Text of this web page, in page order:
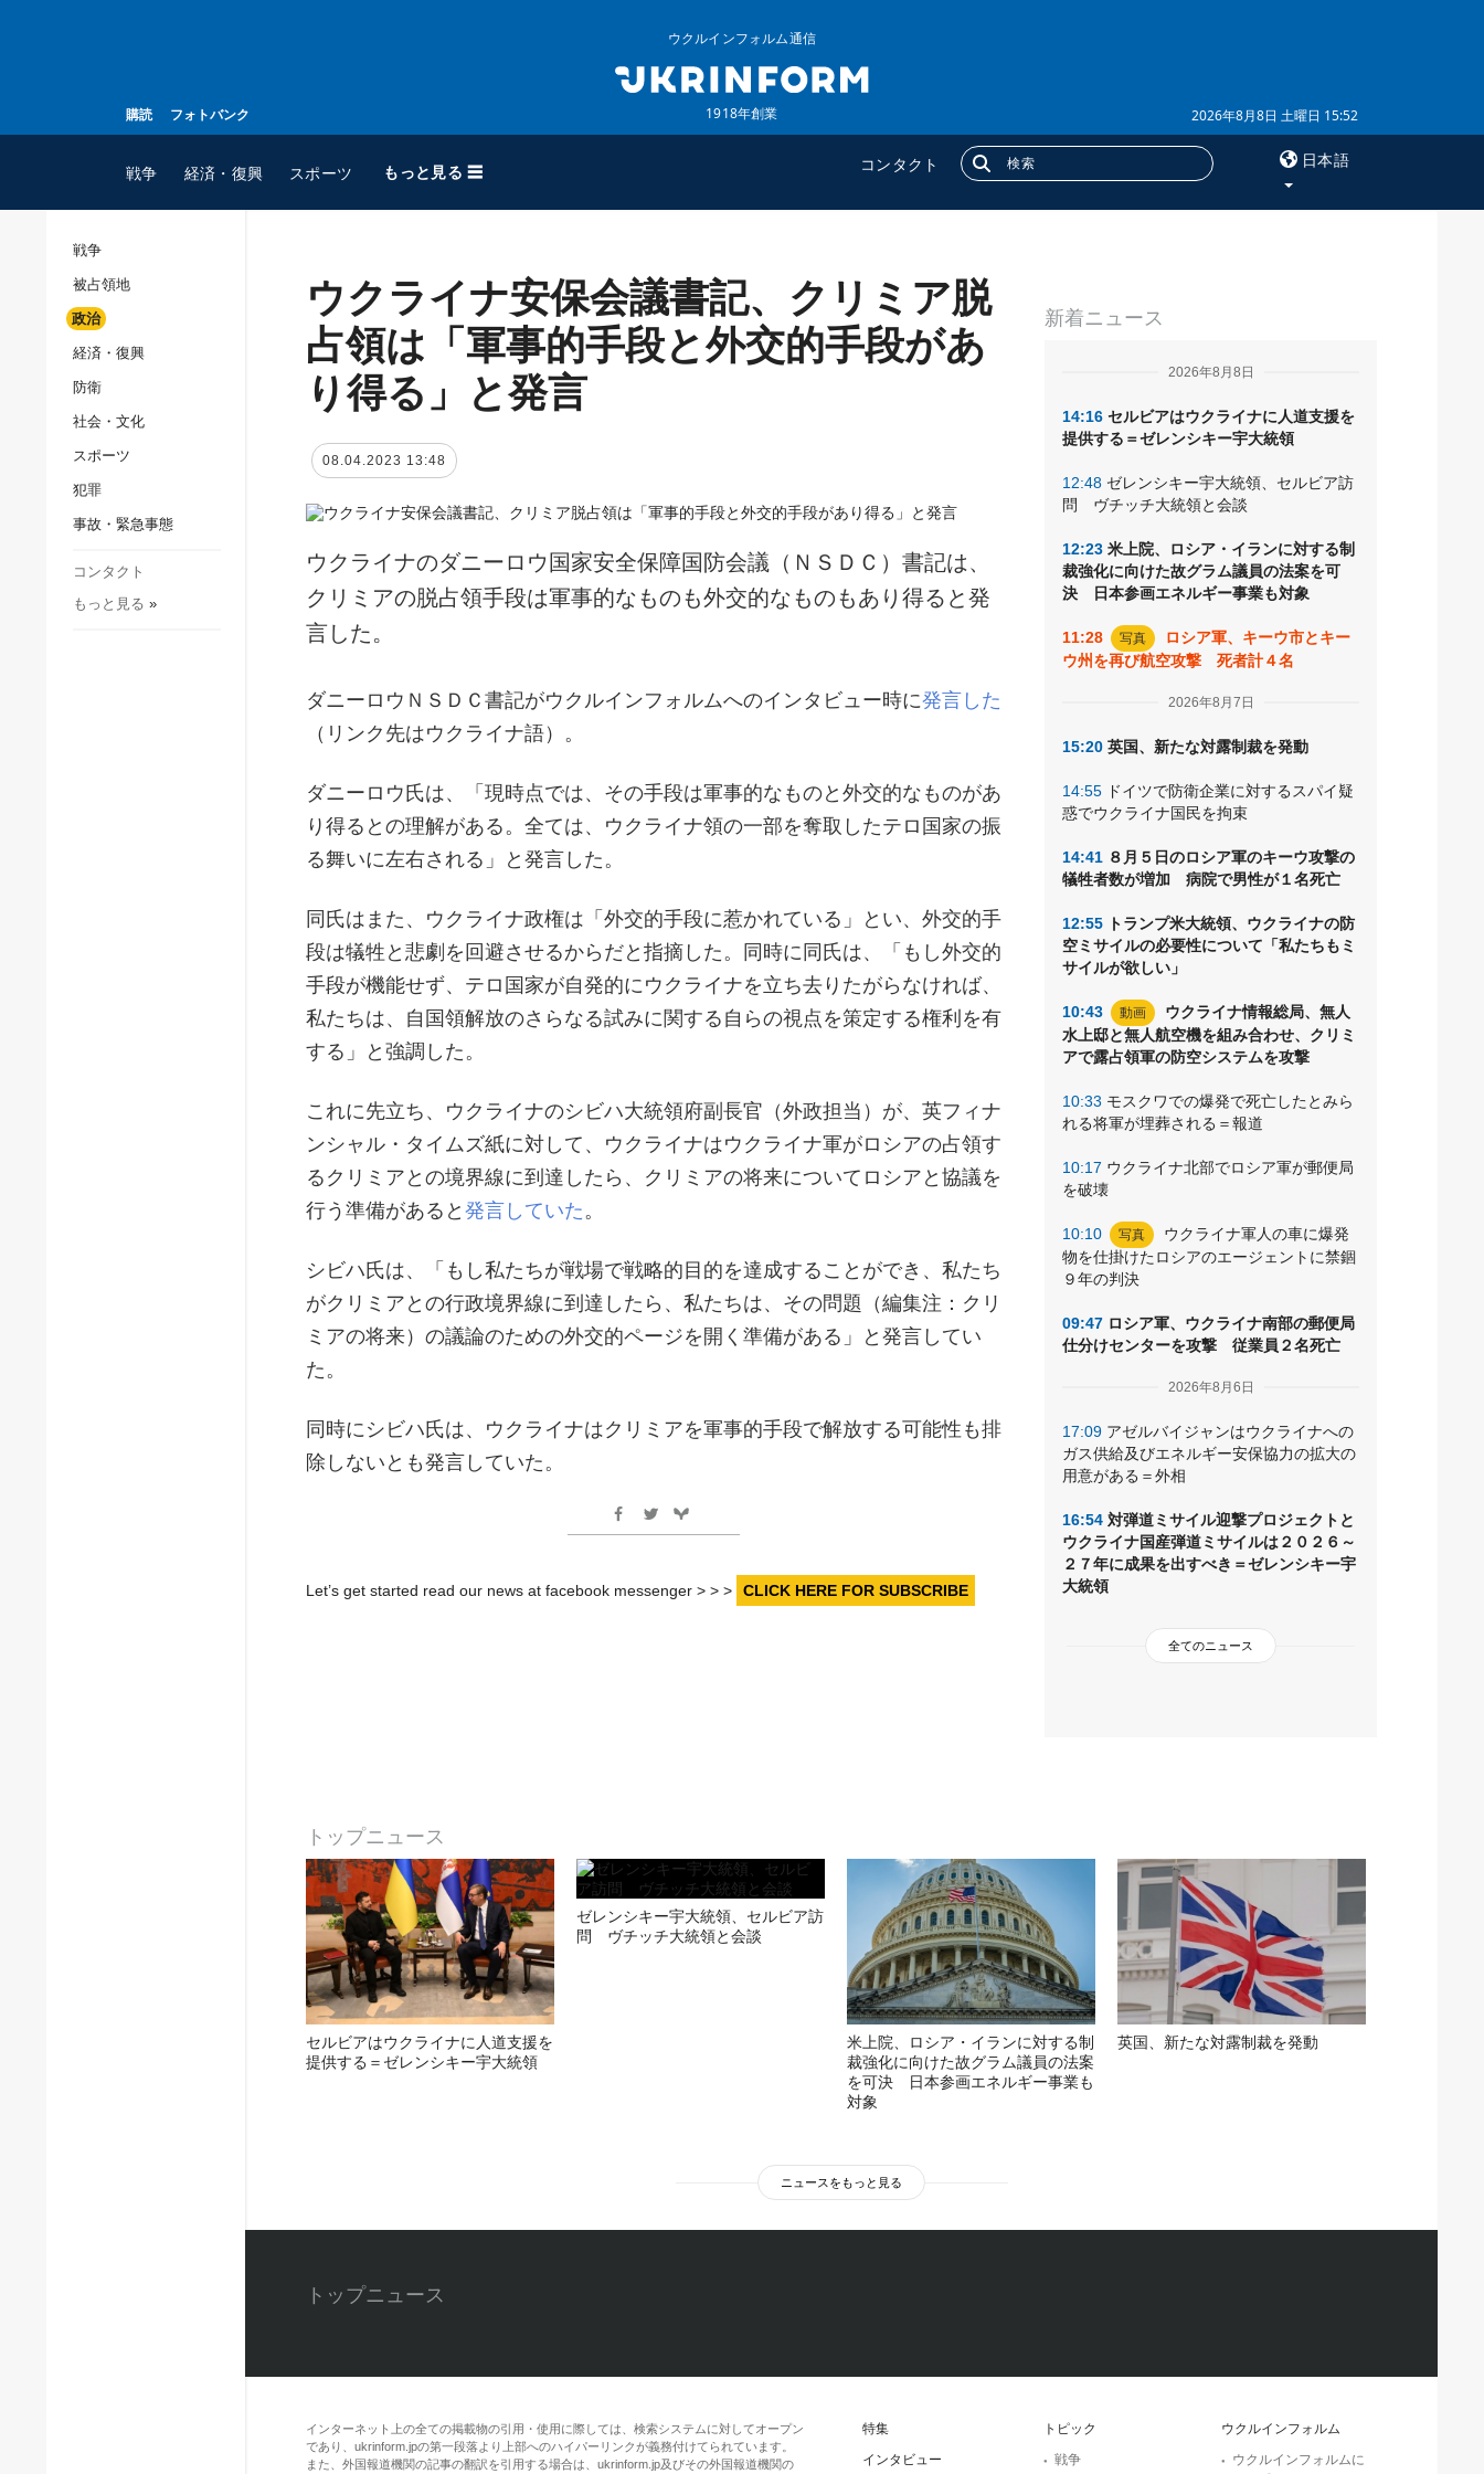
購読 フォトバンク
ウクルインフォルム通信
1918年創業 2026年8月8日 土曜日 15:52
戦争 経済・復興 スポーツ もっと見る ☰ コンタクト 日本語
スポーツ
ウクルインフォルム
ウクルインフォルムについ
て
コンタクト
追加
特集
インタビュー
購読
戦争
被占領地
政治
経済・復興
防衛
社会・文化
スポーツ
犯罪
事故・緊急事態
コンタクト
もっと見る »
新着ニュース
2026年8月8日
14:16 セルビアはウクライナに人道支援を
提供する＝ゼレンシキー宇大統領
12:48 ゼレンシキー宇大統領、セルビア訪
問 ヴチッチ大統領と会談
12:23 米上院、ロシア・イランに対する制
裁強化に向けた故グラム議員の法案を可
決 日本参画エネルギー事業も対象
11:28 写真
ロシア軍、キーウ市とキー
ウ州を再び航空攻撃 死者計４名
2026年8月7日
15:20 英国、新たな対露制裁を発動
14:55 ドイツで防衛企業に対するスパイ疑
惑でウクライナ国民を拘束
14:41 ８月５日のロシア軍のキーウ攻撃の
犠牲者数が増加 病院で男性が１名死亡
12:55 トランプ米大統領、ウクライナの防
空ミサイルの必要性について「私たちもミ
サイルが欲しい」
10:43 動画
ウクライナ情報総局、無人
水上邸と無人航空機を組み合わせ、クリミ
アで露占領軍の防空システムを攻撃
10:33 モスクワでの爆発で死亡したとみら
れる将軍が埋葬される＝報道
10:17 ウクライナ北部でロシア軍が郵便局
を破壊
10:10 写真
ウクライナ軍人の車に爆発
物を仕掛けたロシアのエージェントに禁錮
９年の判決
09:47 ロシア軍、ウクライナ南部の郵便局
仕分けセンターを攻撃 従業員２名死亡
2026年8月6日
17:09 アゼルバイジャンはウクライナへの
ガス供給及びエネルギー安保協力の拡大の
用意がある＝外相
16:54 対弾道ミサイル迎撃プロジェクトと
ウクライナ国産弾道ミサイルは２０２６～
２７年に成果を出すべき＝ゼレンシキー宇
大統領
全てのニュース
ウクライナ安保会議書記、クリミア脱
占領は「軍事的手段と外交的手段があ
り得る」と発言
08.04.2023 13:48
ウクライナのダニーロウ国家安全保障国防会議（ＮＳＤＣ）書記は、
クリミアの脱占領手段は軍事的なものも外交的なものもあり得ると発
言した。
ダニーロウＮＳＤＣ書記がウクルインフォルムへのインタビュー時に発言した
（リンク先はウクライナ語）。
ダニーロウ氏は、「現時点では、その手段は軍事的なものと外交的なものがあ
り得るとの理解がある。全ては、ウクライナ領の一部を奪取したテロ国家の振
る舞いに左右される」と発言した。
同氏はまた、ウクライナ政権は「外交的手段に惹かれている」とい、外交的手
段は犠牲と悲劇を回避させるからだと指摘した。同時に同氏は、「もし外交的
手段が機能せず、テロ国家が自発的にウクライナを立ち去りたがらなければ、
私たちは、自国領解放のさらなる試みに関する自らの視点を策定する権利を有
する」と強調した。
これに先立ち、ウクライナのシビハ大統領府副長官（外政担当）が、英フィナ
ンシャル・タイムズ紙に対して、ウクライナはウクライナ軍がロシアの占領す
るクリミアとの境界線に到達したら、クリミアの将来についてロシアと協議を
行う準備があると 発言していた 。
シビハ氏は、「もし私たちが戦場で戦略的目的を達成することができ、私たち
がクリミアとの行政境界線に到達したら、私たちは、その問題（編集注：クリ
ミアの将来）の議論のための外交的ページを開く準備がある」と発言してい
た。
同時にシビハ氏は、ウクライナはクリミアを軍事的手段で解放する可能性も排
除しないとも発言していた。
Let’s get started read our news at facebook messenger > > > CLICK HERE FOR SUBSCRIBE
トップニュース
セルビアはウクライナに人道支援を
提供する＝ゼレンシキー宇大統領
ゼレンシキー宇大統領、セルビア訪
問 ヴチッチ大統領と会談
米上院、ロシア・イランに対する制
裁強化に向けた故グラム議員の法案
を可決 日本参画エネルギー事業も
対象
英国、新たな対露制裁を発動
ニュースをもっと見る
トップニュース
トピック
戦争
ウクルインフォルム
ウクルインフォルムに
特集
インタビュー
インターネット上の全ての掲載物の引用・使用に際しては、検索システムに対してオープン
であり、ukrinform.jpの第一段落より上部へのハイパーリンクが義務付けてられています。
また、外国報道機関の記事の翻訳を引用する場合は、ukrinform.jp及びその外国報道機関の